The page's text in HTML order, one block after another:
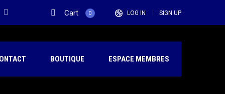
Cart 0 LOG IN SIGN UP
BOUTIQUE ESPACE MEMBRES